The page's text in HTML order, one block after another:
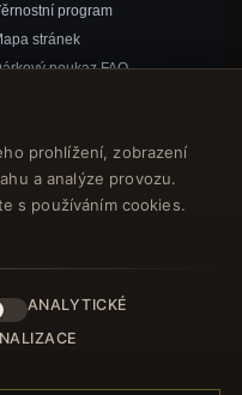
prohlížení, zobrazení
a analýze provozu.
s používáním cookies.
ANALYTICKÉ
program
stránek
poukaz FAQ
NÁS